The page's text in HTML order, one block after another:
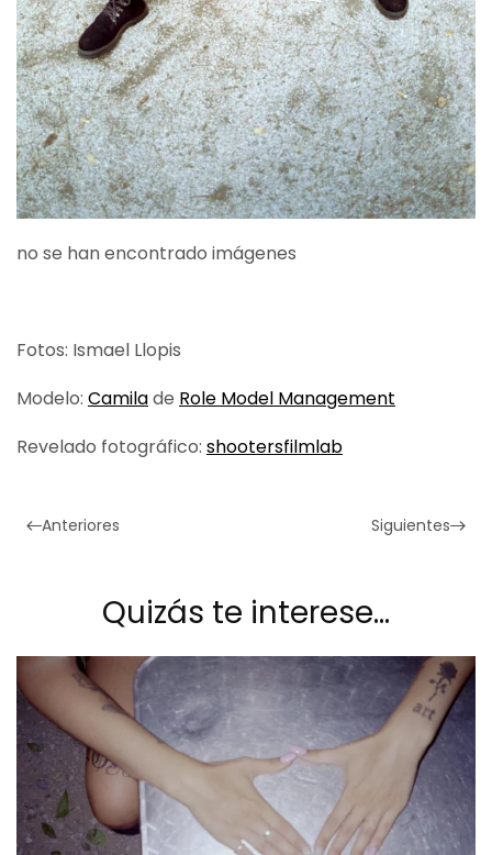
no se han encontrado imágenes
Fotos: Ismael Llopis
Modelo: Camilade Role Model Management
Revelado fotográfico: shootersfilmlab
Anteriores Siguientes
Quizás te interese…